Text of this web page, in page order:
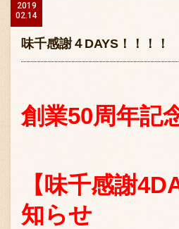
2019
02.14
味千感謝４DAYS！！！！
創業50周年記
【味千感謝
知らせ